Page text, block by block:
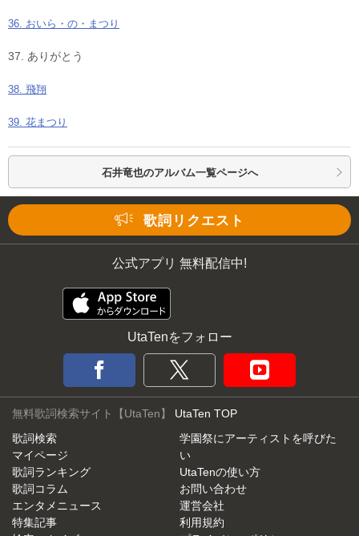
36. おいら・の・まつり
37. ありがとう
38. 飛翔
39. 花まつり
石井竜也のアルバム一覧ページへ
歌詞リクエスト
公式アプリ 無料配信中!
UtaTenをフォロー
無料歌詞検索サイト【UtaTen】 UtaTen TOP
歌詞検索
マイページ
歌詞ランキング
歌詞コラム
エンタメニュース
特集記事
学園祭にアーティストを呼びた
い
UtaTenの使い方
お問い合わせ
運営会社
利用規約